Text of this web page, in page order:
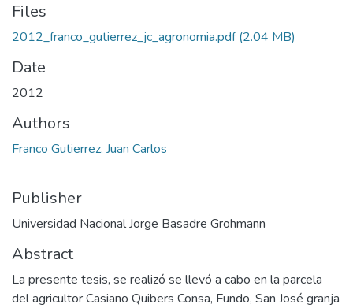
Files
2012_franco_gutierrez_jc_agronomia.pdf(2.04 MB)
Date
2012
Authors
Franco Gutierrez, Juan Carlos
Publisher
Universidad Nacional Jorge Basadre Grohmann
Abstract
La presente tesis, se realizó se llevó a cabo en la parcela
del agricultor Casiano Quibers Consa, Fundo, San José granja